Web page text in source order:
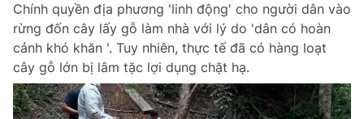
Chính quyền địa phương 'linh động' cho người dân vào
rừng đốn cây lấy gỗ làm nhà với lý do 'dân có hoàn
cảnh khó khăn '. Tuy nhiên, thực tế đã có hàng loạt
cây gỗ lớn bị lâm tặc lợi dụng chặt hạ.